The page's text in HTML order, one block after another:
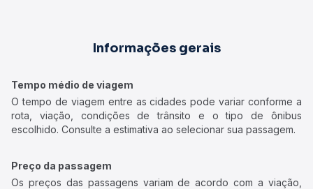
Informações gerais
Tempo médio de viagem
O tempo de viagem entre as cidades pode variar conforme a
rota, viação, condições de trânsito e o tipo de ônibus
escolhido. Consulte a estimativa ao selecionar sua passagem.
Preço da passagem
Os preços das passagens variam de acordo com a viação,